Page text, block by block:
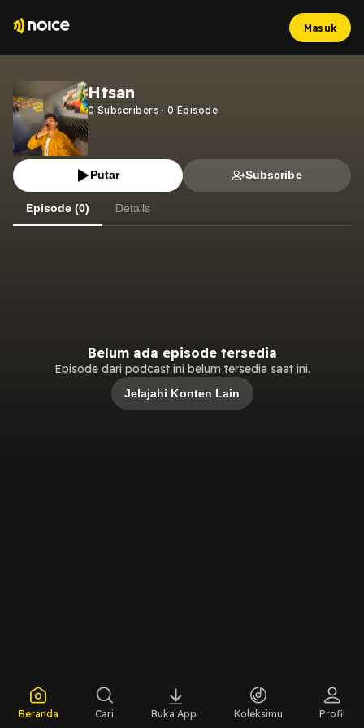
Masuk
Htsan
0 Subscribers · 0 Episode
Putar Subscribe
Episode (0) Details
Belum ada episode tersedia
Episode dari podcast ini belum tersedia saat ini.
Jelajahi Konten Lain
Beranda Cari Buka App Koleksimu Profil